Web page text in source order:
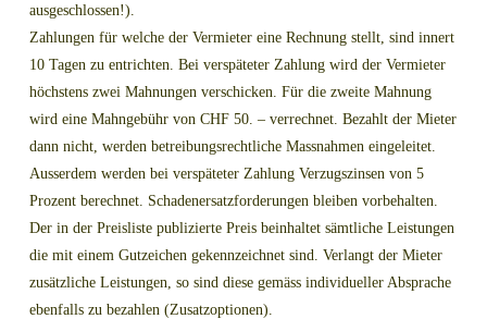
ausgeschlossen!).
Zahlungen für welche der Vermieter eine Rechnung stellt, sind innert
10 Tagen zu entrichten. Bei verspäteter Zahlung wird der Vermieter
höchstens zwei Mahnungen verschicken. Für die zweite Mahnung
wird eine Mahngebühr von CHF 50. – verrechnet. Bezahlt der Mieter
dann nicht, werden betreibungsrechtliche Massnahmen eingeleitet.
Ausserdem werden bei verspäteter Zahlung Verzugszinsen von 5
Prozent berechnet. Schadenersatzforderungen bleiben vorbehalten.
Der in der Preisliste publizierte Preis beinhaltet sämtliche Leistungen
die mit einem Gutzeichen gekennzeichnet sind. Verlangt der Mieter
zusätzliche Leistungen, so sind diese gemäss individueller Absprache
ebenfalls zu bezahlen (Zusatzoptionen).